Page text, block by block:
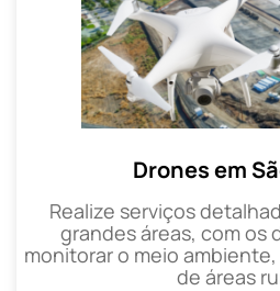
Drones em
Realize serviços
grandes áreas, com os
monitorar o meio
de áreas